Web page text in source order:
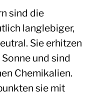
sind die
langlebiger,
Sie erhitzen
und sind
Chemikalien.
sie mit